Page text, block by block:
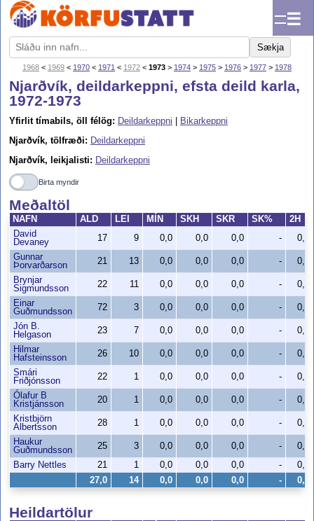
☰
Sækja
1968 < 1969 < 1970 < 1971 < 1972 < 1973 > 1974 > 1975 > 1976 > 1977 > 1978
Njarðvík, deildarkeppni, efsta deild karla,
1972-1973
Yfirlit tímabils, öll félög: Deildarkeppni
Bikarkeppni
Njarðvík, tölfræði: Deildarkeppni
Njarðvík, leikjalisti: Deildarkeppni
Birta myndir
Heildartölur
Meðaltöl
NAFN ALD LEI MÍN SKH SKR SK%
2H
David
Devaney
17 9 0,0 0,0 0,0 -
0,0
Gunnar
Þorvarðarson
21 13 0,0 0,0 0,0 -
0,0
Brynjar
Sigmundsson
22 11 0,0 0,0 0,0 -
0,0
Einar
Guðmundsson
72 3 0,0 0,0 0,0 -
0,0
Jón B.
Helgason
23 7 0,0 0,0 0,0 -
0,0
Hilmar
Hafsteinsson
26 10 0,0 0,0 0,0 -
0,0
Smári
Friðjónsson
22 1 0,0 0,0 0,0 -
0,0
Ólafur B
Kristjánsson
20 1 0,0 0,0 0,0 -
0,0
Kristbjörn
Albertsson
28 1 0,0 0,0 0,0 -
0,0
Haukur
Guðmundsson
25 3 0,0 0,0 0,0 -
0,0
Barry Nettles
21 1 0,0 0,0 0,0 - 0,0
27,0 14 0,0 0,0 0,0 - 0,0